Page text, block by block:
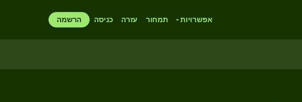
אפשרויות תמחור עזרה כניסה הרשמה